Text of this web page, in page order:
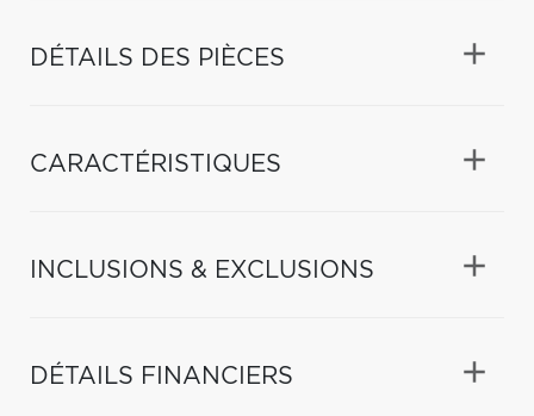
DÉTAILS DES PIÈCES
CARACTÉRISTIQUES
INCLUSIONS & EXCLUSIONS
DÉTAILS FINANCIERS